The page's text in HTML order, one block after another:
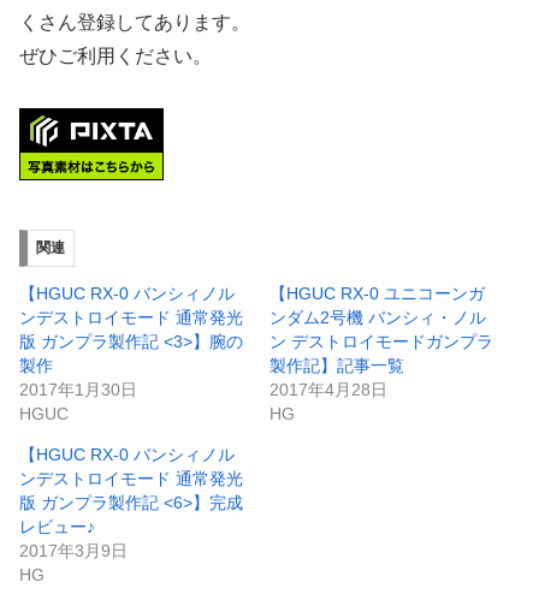
くさん登録してあります。
ぜひご利用ください。
関連
【HGUC RX-0 バンシィノル
ンデストロイモード 通常発光
版 ガンプラ製作記 <3>】腕の
製作
2017年1月30日
HGUC
【HGUC RX-0 ユニコーンガ
ンダム2号機 バンシィ・ノル
ン デストロイモードガンプラ
製作記】記事一覧
2017年4月28日
HG
【HGUC RX-0 バンシィノル
ンデストロイモード 通常発光
版 ガンプラ製作記 <6>】完成
レビュー♪
2017年3月9日
HG